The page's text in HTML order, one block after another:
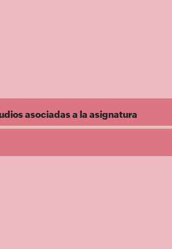
asociadas a la asignatura